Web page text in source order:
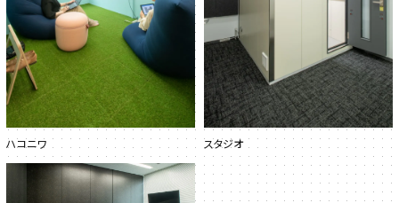
ハコニワ スタジオ